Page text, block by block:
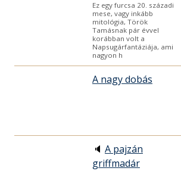
Ez egy furcsa 20. századi
mese, vagy inkább
mitológia, Török
Tamásnak pár évvel
korábban volt a
Napsugárfantáziája, ami
nagyon h
A nagy dobás
🔈 A pajzán
griffmadár